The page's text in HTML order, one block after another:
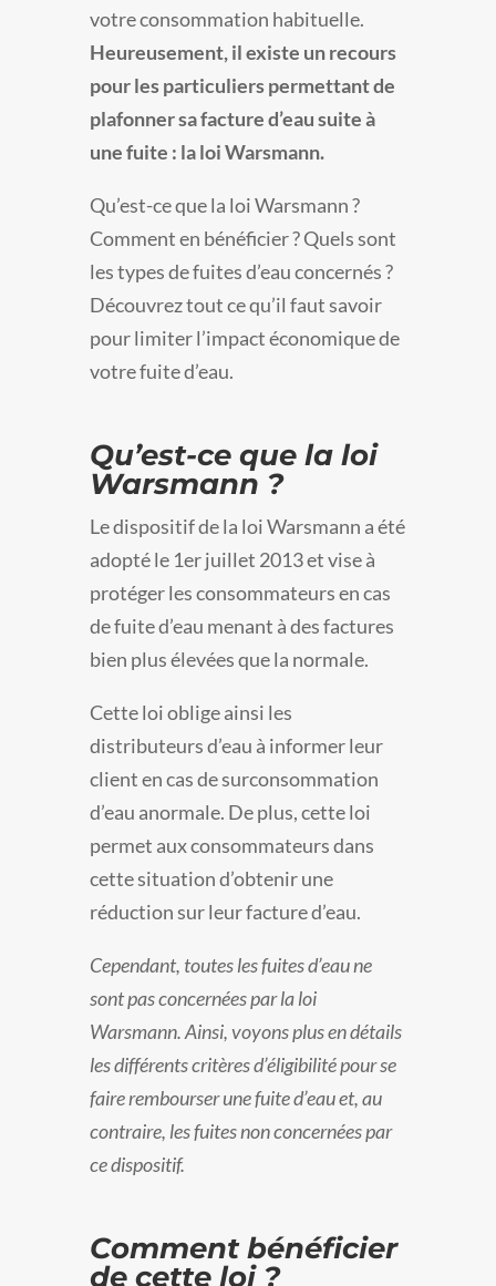
votre consommation habituelle.
Heureusement, il existe un recours
pour les particuliers permettant de
plafonner sa facture d’eau suite à
une fuite : la loi Warsmann.
Qu’est-ce que la loi Warsmann ?
Comment en bénéficier ? Quels sont
les types de fuites d’eau concernés ?
Découvrez tout ce qu’il faut savoir
pour limiter l’impact économique de
votre fuite d’eau.
Qu’est-ce que la loi
Warsmann ?
Le dispositif de la loi Warsmann a été
adopté le 1er juillet 2013 et vise à
protéger les consommateurs en cas
de fuite d’eau menant à des factures
bien plus élevées que la normale.
Cette loi oblige ainsi les
distributeurs d’eau à informer leur
client en cas de surconsommation
d’eau anormale. De plus, cette loi
permet aux consommateurs dans
cette situation d’obtenir une
réduction sur leur facture d’eau.
Cependant, toutes les fuites d’eau ne
sont pas concernées par la loi
Warsmann. Ainsi, voyons plus en détails
les différents critères d’éligibilité pour se
faire rembourser une fuite d’eau et, au
contraire, les fuites non concernées par
ce dispositif.
Comment bénéficier
de cette loi ?